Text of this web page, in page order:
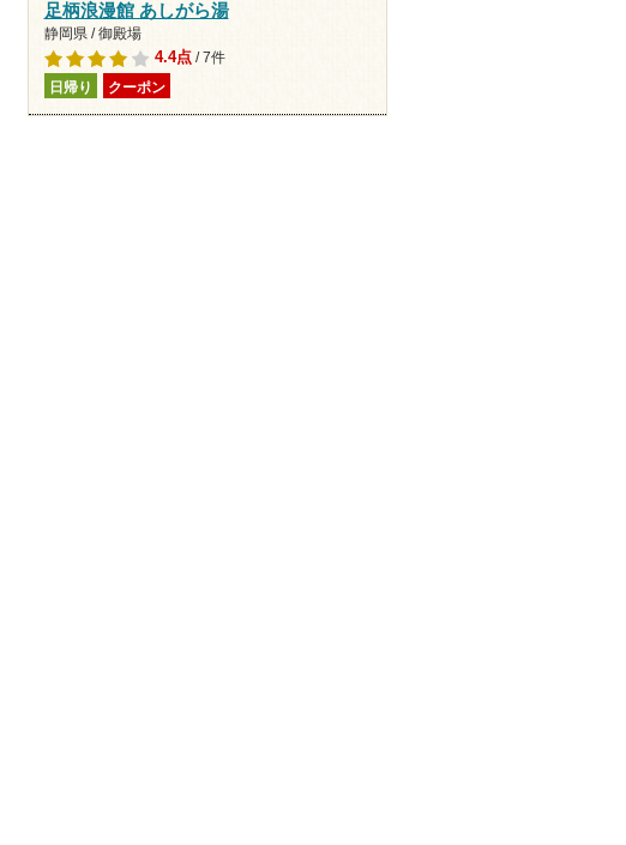
足柄浪漫館 あしがら湯
静岡県 / 御殿場
4.4点/ 7件
日帰り クーポン